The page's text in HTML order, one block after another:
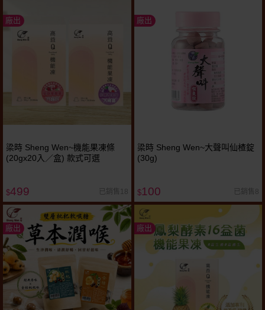
廠出
梁時 Sheng Wen~機能果凍條
(20gx20入／盒) 款式可選
$499 已銷售18
廠出
梁時 Sheng Wen~大聲叫仙楂錠
(30g)
$100 已銷售8
廠出 廠出